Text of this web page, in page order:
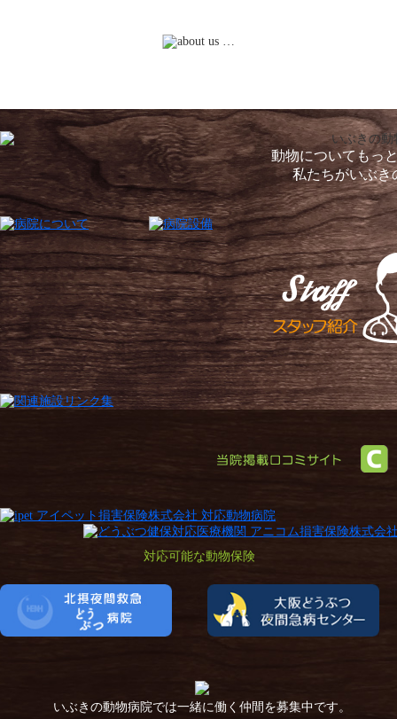
動物についてもっ
私たちがいぶき
対応可能な動物保険
いぶきの動物病院では一緒に働く仲間を募集中です。